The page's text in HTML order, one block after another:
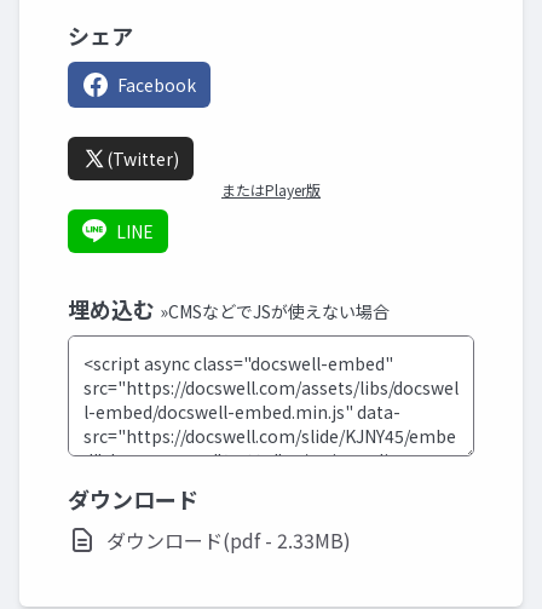
シェア
Facebook
(Twitter)
またはPlayer版
LINE
埋め込む »CMSなどでJSが使えない場合
ダウンロード
ダウンロード(pdf - 2.33MB)